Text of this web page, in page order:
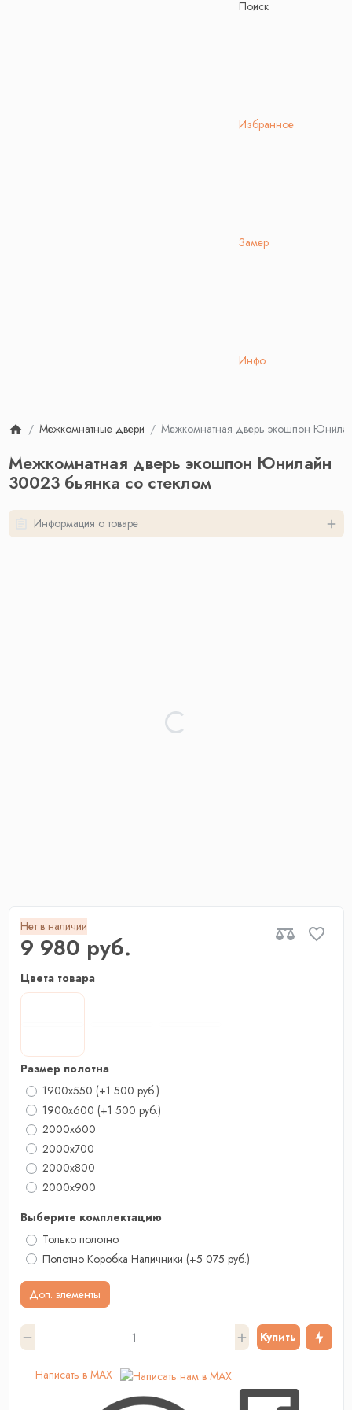
Поиск
Избранное
Замер
Инфо
Межкомнатные двери Межкомнатная дверь экошпон
Межкомнатная дверь экошпон Юнилайн
30023 бьянка со стеклом
Информация о товаре
Нет в наличии
9 980 руб.
Цвета товара
Размер полотна
1900x550 (+1 500 руб.)
1900x600 (+1 500 руб.)
2000x600
2000x700
2000х800
2000x900
Выберите комплектацию
Только полотно
Полотно Коробка Наличники (+5 075 руб.)
Доп. элементы
Купить
Написать в MAX